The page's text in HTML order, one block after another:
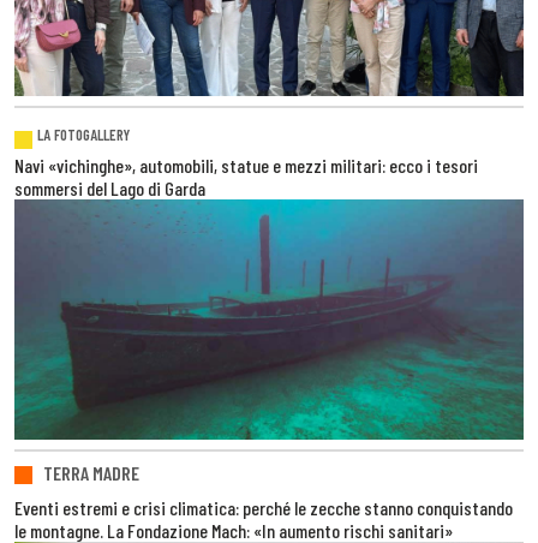
LA FOTOGALLERY
Navi «vichinghe», automobili, statue e mezzi militari: ecco i tesori
sommersi del Lago di Garda
TERRA MADRE
Eventi estremi e crisi climatica: perché le zecche stanno conquistando
le montagne. La Fondazione Mach: «In aumento rischi sanitari»